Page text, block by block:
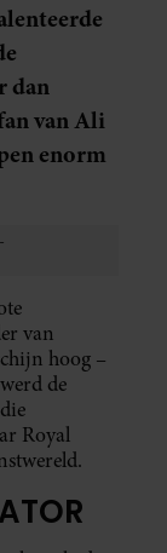
dan
van Ali
enorm
van
hoog –
de
Royal